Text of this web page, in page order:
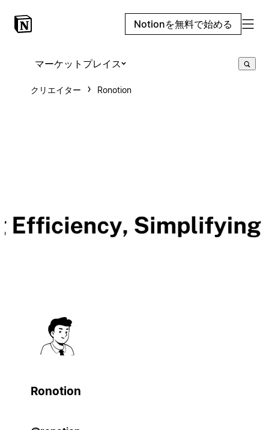
Notionを無料で始める
マーケットプレイス
クリエイター Ronotion
Ronotion